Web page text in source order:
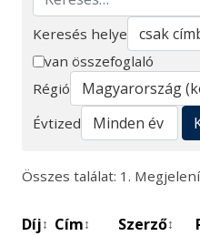
Keresés
Keresés helye
van összefoglaló
Régió
Évtized
Összes találat: 1.
Díj↕ Cím↕ Szerző↕